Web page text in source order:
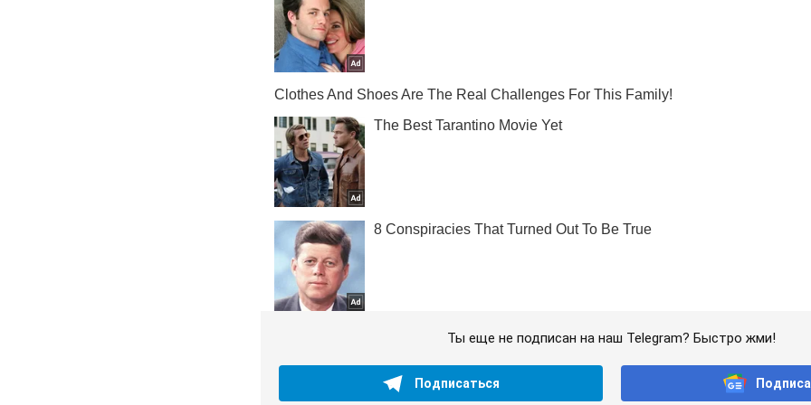
Ты еще не подписан на наш Telegram? Быстро жми!
Подписаться